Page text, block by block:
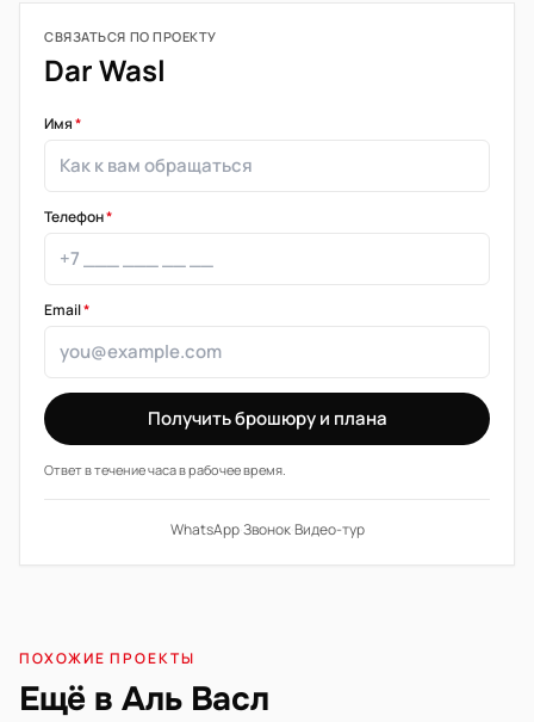
СВЯЗАТЬСЯ ПО ПРОЕКТУ
Dar Wasl
Имя*
Телефон*
Email*
Получить брошюру и плана
Ответ в течение часа в рабочее время.
WhatsApp·Звонок·Видео-тур
ПОХОЖИЕ ПРОЕКТЫ
Ещё в Аль Васл